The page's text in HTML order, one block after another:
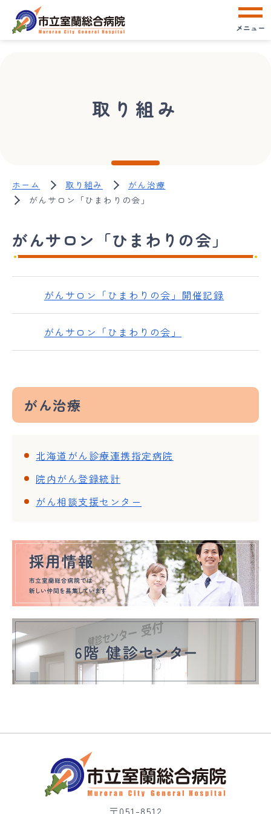
メニュー
取り組み
ホーム 取り組み
がん治療
がんサロン「ひまわりの会」
がんサロン「ひまわりの会」
がんサロン「ひまわりの会」開催記録
がんサロン「ひまわりの会」
がん治療
北海道がん診療連携指定病院
院内がん登録統計
がん相談支援センター
〒051-8512